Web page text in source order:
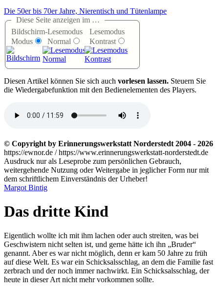
Die 50er bis 70er Jahre, Nierentisch und Tütenlampe
Diese Seite anzeigen im …
Bildschirm-
Modus
Lesemodus
Normal
Lesemodus
Kontrast
Diesen Artikel können Sie sich auch vorlesen lassen. Steuern Sie
die Wiedergabefunktion mit den Bedienelementen des Players.
© Copyright by Erinnerungswerkstatt Norderstedt 2004 - 2026
https://ewnor.de / https://www.erinnerungswerkstatt-norderstedt.de
Ausdruck nur als Leseprobe zum persönlichen Gebrauch,
weitergehende Nutzung oder Weitergabe in jeglicher Form nur mit
dem schriftlichem Einverständnis der Urheber!
Margot Bintig
Das dritte Kind
Eigentlich wollte ich mit ihm lachen oder auch streiten, was bei
Geschwistern nicht selten ist, und gerne hätte ich ihn
Bruder
genannt. Aber es war nicht möglich, denn er kam 50 Jahre zu früh
auf diese Welt. Es war ein Schicksalsschlag, an dem die Familie fast
zerbrach und der noch immer nachwirkt. Ein Schicksalsschlag, der
heute in dieser Art nicht mehr vorkommen sollte.